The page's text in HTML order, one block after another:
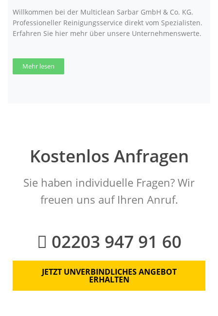
Willkommen bei der Multiclean Sarbar GmbH & Co. KG.
Professioneller Reinigungsservice direkt vom Spezialisten.
Erfahren Sie hier mehr über unsere Unternehmenswerte.
Mehr lesen
Kostenlos Anfragen
Sie haben individuelle Fragen? Wir
freuen uns auf Ihren Anruf.
02203 947 91 60
JETZT UNVERBINDLICHES ANGEBOT
ERHALTEN